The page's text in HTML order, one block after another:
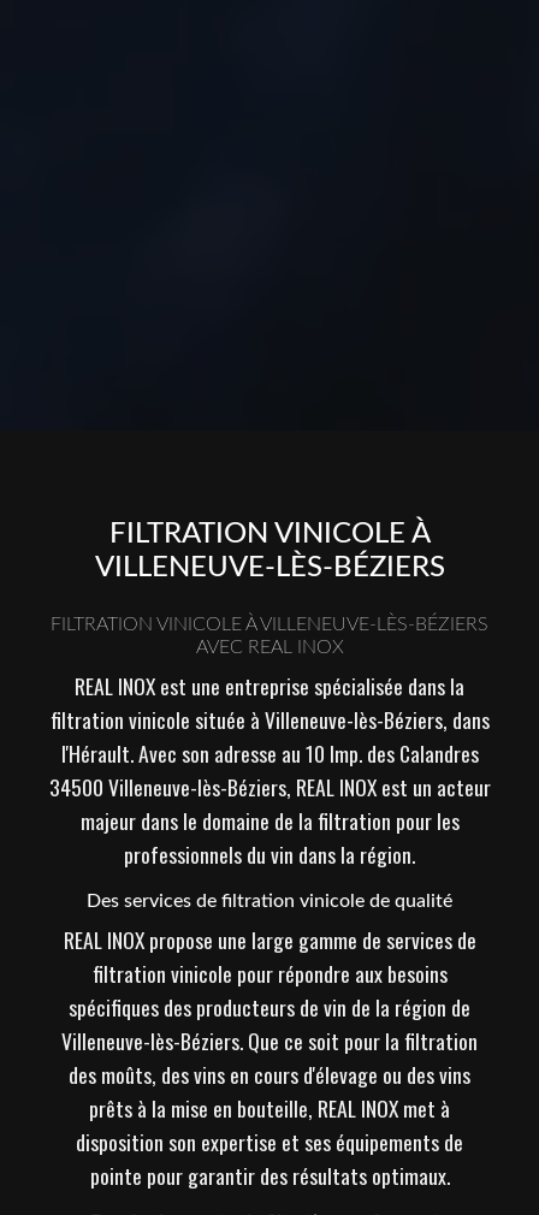
FILTRATION VINICOLE À
VILLENEUVE-LÈS-BÉZIERS
FILTRATION VINICOLE À VILLENEUVE-LÈS-BÉZIERS
AVEC REAL INOX
REAL INOX est une entreprise spécialisée dans la
filtration vinicole située à Villeneuve-lès-Béziers, dans
l'Hérault. Avec son adresse au 10 Imp. des Calandres
34500 Villeneuve-lès-Béziers, REAL INOX est un acteur
majeur dans le domaine de la filtration pour les
professionnels du vin dans la région.
Des services de filtration vinicole de qualité
REAL INOX propose une large gamme de services de
filtration vinicole pour répondre aux besoins
spécifiques des producteurs de vin de la région de
Villeneuve-lès-Béziers. Que ce soit pour la filtration
des moûts, des vins en cours d'élevage ou des vins
prêts à la mise en bouteille, REAL INOX met à
disposition son expertise et ses équipements de
pointe pour garantir des résultats optimaux.